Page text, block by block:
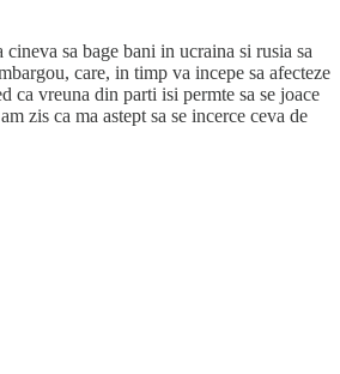
cineva sa bage bani in ucraina si rusia sa
care, in timp va incepe sa afecteze
ca vreuna din parti isi permte sa se joace
zis ca ma astept sa se incerce ceva de